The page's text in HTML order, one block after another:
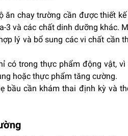
ăn chay trường cần được thiết
3 và các chất dinh dưỡng khác.
lý và bổ sung các vi chất cần
có trong thực phẩm động vật,
hoặc thực phẩm tăng cường.
bầu cần khám thai định kỳ và